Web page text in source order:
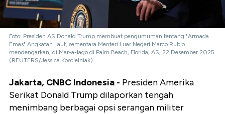
Foto: Presiden AS Donald Trump membuat pengumuman tentang "Armada
Emas" Angkatan Laut, sementara Menteri Luar Negeri Marco Rubio
mendengarkan, di Mar-a-lago di Palm Beach, Florida, AS, 22 Desember 2025.
(REUTERS/Jessica Koscielniak)
Jakarta, CNBC Indonesia - Presiden Amerika
Serikat Donald Trump dilaporkan tengah
menimbang berbagai opsi serangan militer